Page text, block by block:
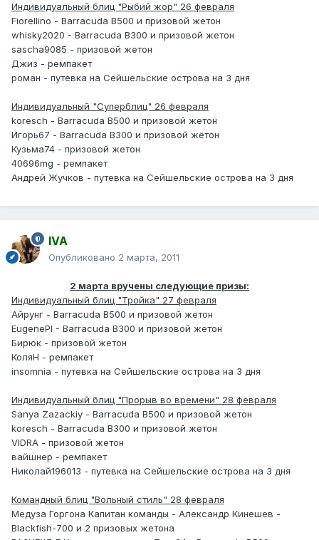
Индивидуальный блиц "Рыбий жор" 26 февраля
Fiorellino - Barracuda B500 и призовой жетон
whisky2020 - Barracuda B300 и призовой жетон
sascha9085 - призовой жетон
Джиз - ремпакет
роман - путевка на Сейшельские острова на 3 дня
Индивидуальный "Суперблиц" 26 февраля
koresch - Barracuda B500 и призовой жетон
Игорь67 - Barracuda B300 и призовой жетон
Кузьма74 - призовой жетон
40696mg - ремпакет
Андрей Жучков - путевка на Сейшельские острова на 3 дня
IVA
Опубликовано 2 марта, 2011
2 марта вручены следующие призы:
Индивидуальный блиц "Тройка" 27 февраля
Айрунг - Barracuda B500 и призовой жетон
EugenePI - Barracuda B300 и призовой жетон
Бирюк - призовой жетон
КоляН - ремпакет
insomnia - путевка на Сейшельские острова на 3 дня
Индивидуальный блиц "Прорыв во времени" 28 февраля
Sanya Zazackiy - Barracuda B500 и призовой жетон
koresch - Barracuda B300 и призовой жетон
VIDRA - призовой жетон
вайшнер - ремпакет
Николай196013 - путевка на Сейшельские острова на 3 дня
Командный блиц "Вольный стиль" 28 февраля
Медуза Горгона Капитан команды - Александр Кинешев -
Blackfish-700 и 2 призовых жетона